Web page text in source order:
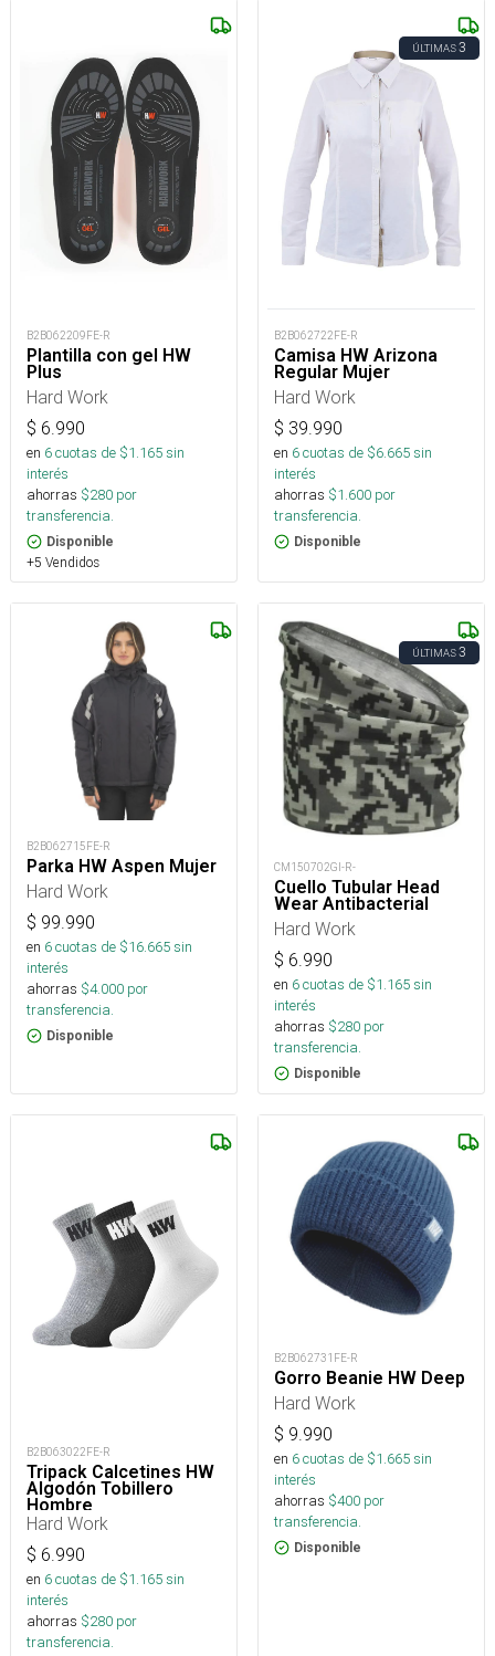
B2B062209FE-R
Plantilla con gel HW
Plus
Hard Work
$ 6.990
en 6cuotas de $1.165sin
interés
ahorras $280 por
transferencia.
Disponible
+5 Vendidos
ÚLTIMAS3
B2B062722FE-R
Camisa HW Arizona
Regular Mujer
Hard Work
$ 39.990
en 6cuotas de $6.665sin
interés
ahorras $1.600 por
transferencia.
Disponible
B2B062715FE-R
Parka HW Aspen Mujer
Hard Work
$ 99.990
en 6cuotas de $16.665sin
interés
ahorras $4.000 por
transferencia.
Disponible
ÚLTIMAS3
CM150702GI-R-
Cuello Tubular Head
Wear Antibacterial
Hard Work
$ 6.990
en 6cuotas de $1.165sin
interés
ahorras $280 por
transferencia.
Disponible
B2B063022FE-R
Tripack Calcetines HW
Algodón Tobillero
Hombre
Hard Work
$ 6.990
en 6cuotas de $1.165sin
interés
ahorras $280 por
transferencia.
B2B062731FE-R
Gorro Beanie HW Deep
Hard Work
$ 9.990
en 6cuotas de $1.665sin
interés
ahorras $400 por
transferencia.
Disponible